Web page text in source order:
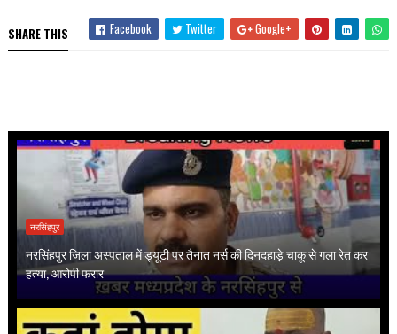
SHARE THIS Facebook Twitter Google+
नरसिंहपुर
नरसिंहपुर जिला अस्पताल में ड्यूटी पर तैनात नर्स की दिनदहाड़े चाकू से गला रेत कर
हत्या, आरोपी फरार